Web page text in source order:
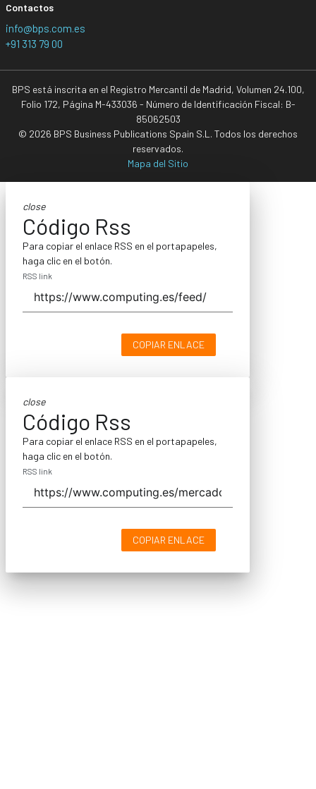
Contactos
info@bps.com.es
+91 313 79 00
BPS está inscrita en el Registro Mercantil de Madrid, Volumen 24.100,
Folio 172, Página M-433036 - Número de Identificación Fiscal: B-
85062503
© 2026 BPS Business Publications Spain S.L. Todos los derechos
reservados.
Mapa del Sitio
close
Código Rss
Para copiar el enlace RSS en el portapapeles,
haga clic en el botón.
RSS link
COPIAR ENLACE
close
Código Rss
Para copiar el enlace RSS en el portapapeles,
haga clic en el botón.
RSS link
COPIAR ENLACE